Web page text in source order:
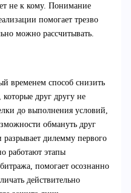
не к кому. Понимание
помогает трезво
можно рассчитывать.
временем способ снизить
друг другу не
до выполнения условий,
обмануть друг
разрывает дилемму первого
работают этапы
помогает осознанно
действительно